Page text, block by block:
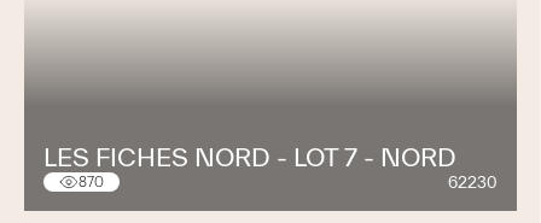
LES FICHES NORD - LOT 7 - NORD
870 62230